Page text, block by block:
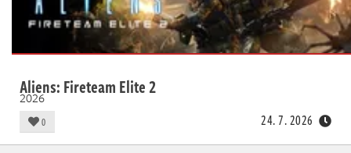
Aliens: Fireteam Elite 2
2026
0 24. 7. 2026